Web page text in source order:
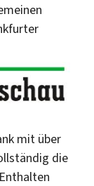
mit über
die